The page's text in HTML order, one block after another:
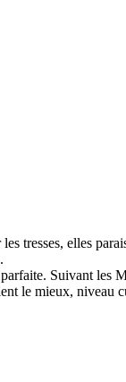
tresses, elles
Suivant les
le mieux, niveau